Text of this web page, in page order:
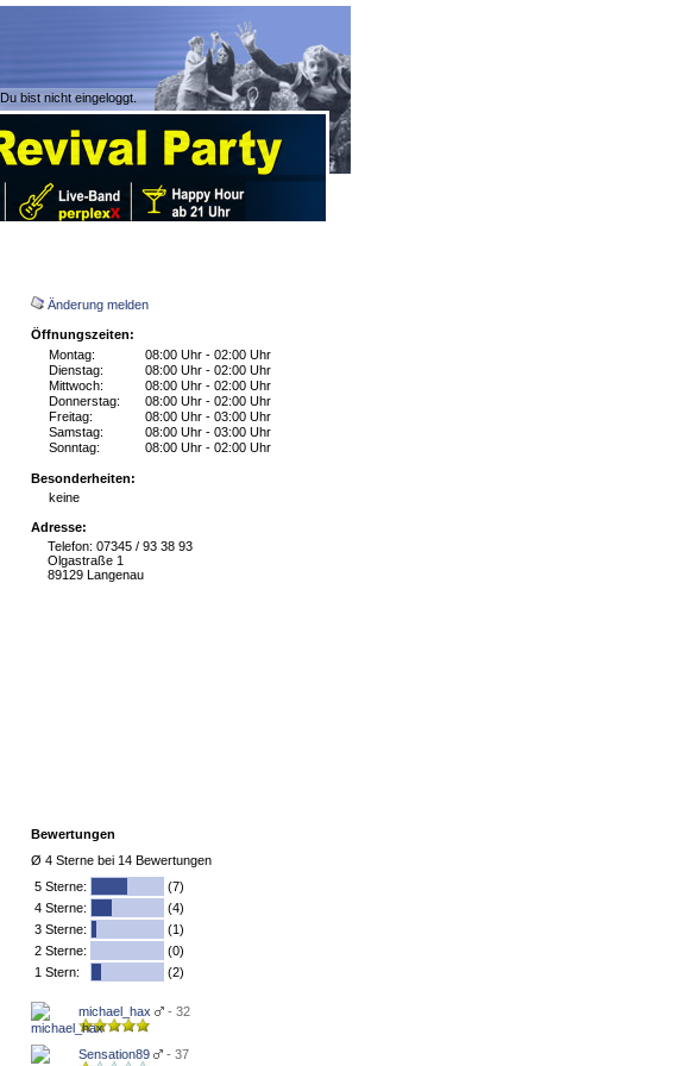
Du bist nicht eingeloggt.
Änderung melden
Öffnungszeiten:
Montag:
08:00 Uhr - 02:00 Uhr
Dienstag:
08:00 Uhr - 02:00 Uhr
Mittwoch:
08:00 Uhr - 02:00 Uhr
Donnerstag:
08:00 Uhr - 02:00 Uhr
Freitag:
08:00 Uhr - 03:00 Uhr
Samstag:
08:00 Uhr - 03:00 Uhr
Sonntag:
08:00 Uhr - 02:00 Uhr
Besonderheiten:
keine
Adresse:
Telefon: 07345 / 93 38 93
Olgastraße 1
89129 Langenau
Bewertungen
Ø 4 Sterne bei 14 Bewertungen
5 Sterne:
(7)
4 Sterne:
(4)
3 Sterne:
(1)
2 Sterne:
(0)
1 Stern:
(2)
michael_hax - 32
Sensation89 - 37